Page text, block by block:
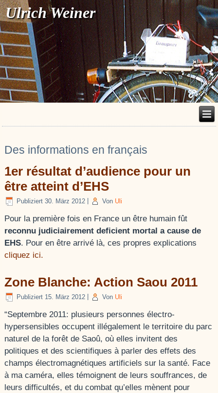
Ulrich Weiner
Des informations en français
1er résultat d’audience pour un
être atteint d’EHS
Publiziert 30. März 2012 Von Uli
Pour la première fois en France un être humain fût
reconnu judiciairement deficient mortal a cause de
EHS. Pour en être arrivé là, ces propres explications
cliquez ici.
Zone Blanche: Action Saou 2011
Publiziert 15. März 2012 Von Uli
“Septembre 2011: plusieurs personnes électro-
hypersensibles occupent illégalement le territoire du parc
naturel de la forêt de Saoû, où elles invitent des
politiques et des scientifiques à parler des effets des
champs électromagnétiques artificiels sur la santé. Face
à ma caméra, elles témoignent de leurs souffrances, de
leurs difficultés, et du combat qu’elles mènent pour